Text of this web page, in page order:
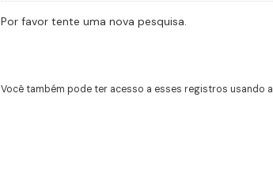
Por favor tente uma nova pesquisa.
Você também pode ter acesso a esses registros usando a